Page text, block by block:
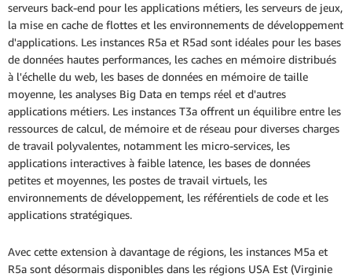
serveurs back-end pour les applications métiers, les serveurs de jeux,
la mise en cache de flottes et les environnements de développement
d'applications. Les instances R5a et R5ad sont idéales pour les bases
de données hautes performances, les caches en mémoire distribués
à l'échelle du web, les bases de données en mémoire de taille
moyenne, les analyses Big Data en temps réel et d'autres
applications métiers. Les instances T3a offrent un équilibre entre les
ressources de calcul, de mémoire et de réseau pour diverses charges
de travail polyvalentes, notamment les micro-services, les
applications interactives à faible latence, les bases de données
petites et moyennes, les postes de travail virtuels, les
environnements de développement, les référentiels de code et les
applications stratégiques.
Avec cette extension à davantage de régions, les instances M5a et
R5a sont désormais disponibles dans les régions USA Est (Virginie